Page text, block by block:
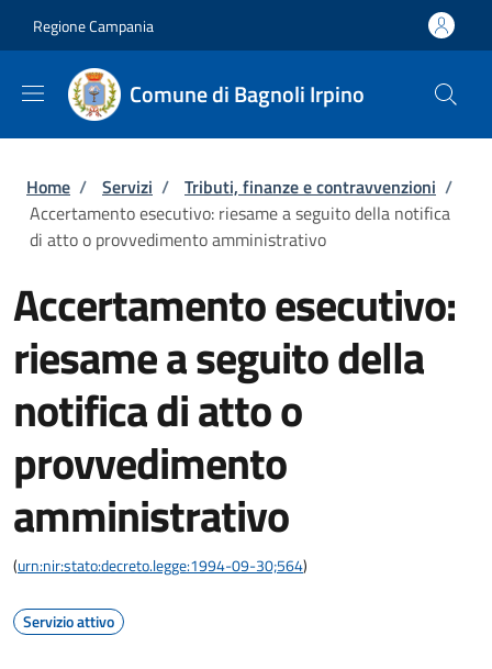
Regione Campania
Comune di Bagnoli Irpino
Briciole di pane
Home / Servizi / Tributi, finanze e contravvenzioni /
Accertamento esecutivo: riesame a seguito della notifica
di atto o provvedimento amministrativo
Accertamento esecutivo:
riesame a seguito della
notifica di atto o
provvedimento
amministrativo
(urn:nir:stato:decreto.legge:1994-09-30;564)
Servizio attivo